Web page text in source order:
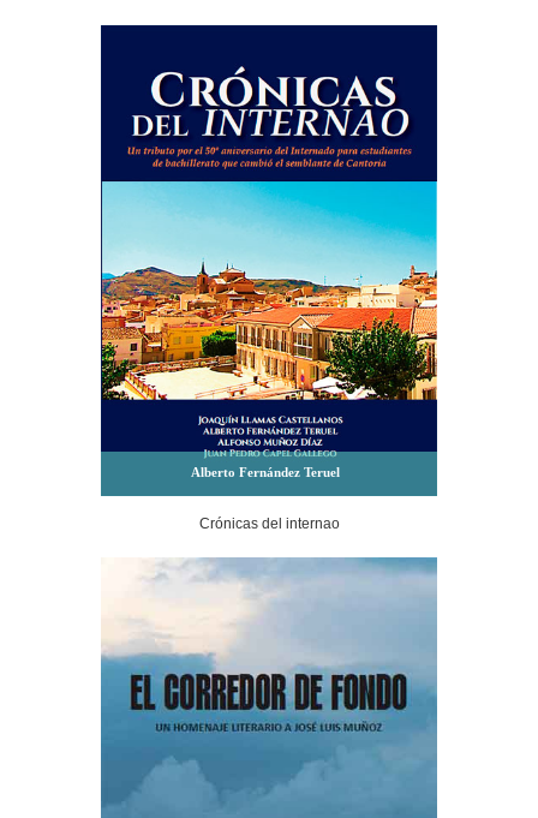
Alberto Fernández Teruel
Crónicas del internao